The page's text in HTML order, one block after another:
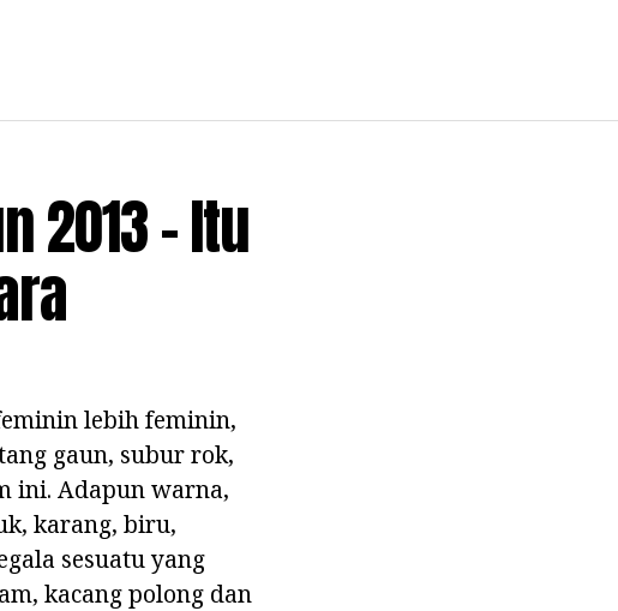
2013 - Itu
lebih feminin,
gaun, subur rok,
ini. Adapun warna,
karang, biru,
sesuatu yang
kacang polong dan